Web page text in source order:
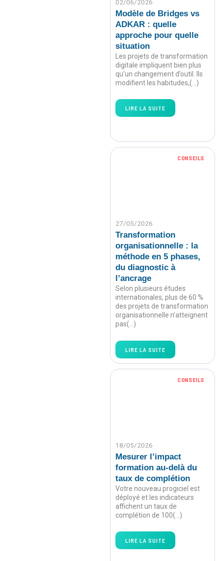
02/06/2026
Modèle de Bridges vs
ADKAR : quelle
approche pour quelle
situation
Les projets de transformation
digitale impliquent bien plus
qu’un changement d’outil. Ils
modifient les habitudes,(…)
LIRE LA SUITE
CONSEILS
27/05/2026
Transformation
organisationnelle : la
méthode en 5 phases,
du diagnostic à
l’ancrage
Selon plusieurs études
internationales, plus de 60 %
des projets de transformation
organisationnelle n’atteignent
pas(…)
LIRE LA SUITE
CONSEILS
18/05/2026
Mesurer l’impact
formation au-delà du
taux de complétion
Votre nouveau progiciel est
déployé et les indicateurs
affichent un taux de
complétion de 100(…)
LIRE LA SUITE